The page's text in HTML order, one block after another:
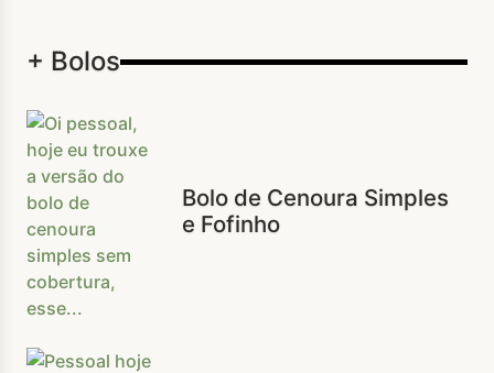
+ Bolos
Bolo de Cenoura Simples
e Fofinho